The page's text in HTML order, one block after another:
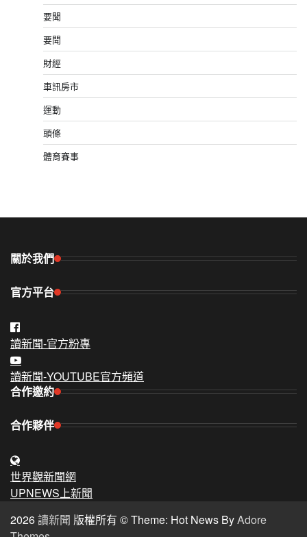
要聞
要聞
財經
車訊房市
運動
頭條
體育賽事
關於我們
官方平台
讀新聞-官方粉專
讀新聞-YOUTUBE官方頻道
合作邀約
合作夥伴
世界觀新聞網
UPNEWS上新聞
2026讀新聞 版權所有 © Theme: Hot News ByAdore